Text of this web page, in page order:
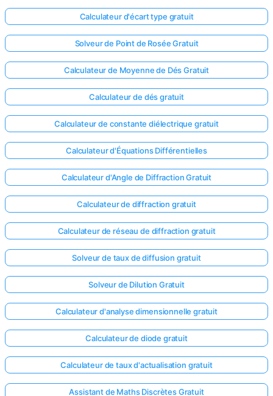
vous ici !
Calculateur d'écart type gratuit
Solveur de Point de Rosée Gratuit
Calculateur de Moyenne de Dés Gratuit
Calculateur de dés gratuit
Calculateur de constante diélectrique gratuit
Calculateur d'Équations Différentielles
Calculateur d'Angle de Diffraction Gratuit
Calculateur de diffraction gratuit
Calculateur de réseau de diffraction gratuit
Solveur de taux de diffusion gratuit
Solveur de Dilution Gratuit
Calculateur d'analyse dimensionnelle gratuit
Calculateur de diode gratuit
Calculateur de taux d'actualisation gratuit
Assistant de Maths Discrètes Gratuit